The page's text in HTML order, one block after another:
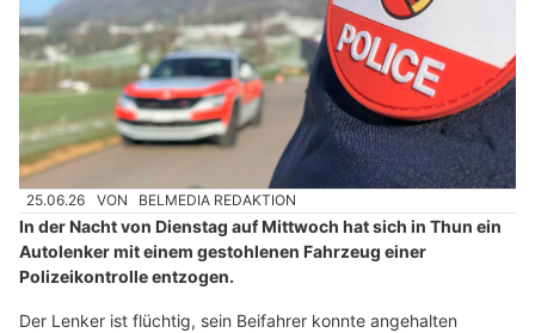
25.06.26 VON BELMEDIA REDAKTION
In der Nacht von Dienstag auf Mittwoch hat sich in Thun ein
Autolenker mit einem gestohlenen Fahrzeug einer
Polizeikontrolle entzogen.
Der Lenker ist flüchtig, sein Beifahrer konnte angehalten